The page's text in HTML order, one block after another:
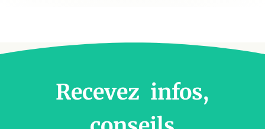
Recevez infos,